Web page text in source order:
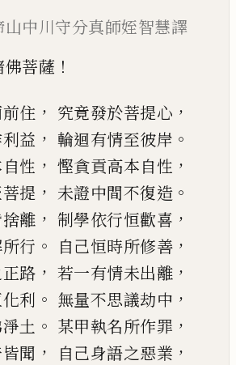
山中川守分真師姪智慧譯
佛菩薩 ！
住 ， 究竟發於菩提心 ，
益 ， 輪迴有情至彼岸 。
性 ， 慳貪貢高本自性 ，
提 ， 未證中間不復造 。
離 ， 制學依行恒歡喜 ，
行 。 自己恒時所修善 ，
路 ， 若一有情未出離 ，
利 。 無量不思議劫中 ，
土 。 某甲執名所作罪 ，
聞 ， 自己身語之惡業 ，